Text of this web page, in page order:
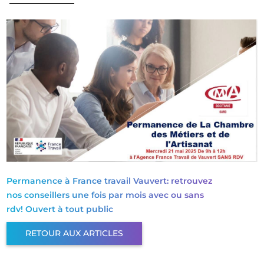
Permanence à France travail Vauvert: retrouvez
nos conseillers une fois par mois avec ou sans
rdv! Ouvert à tout public
RETOUR AUX ARTICLES